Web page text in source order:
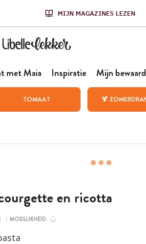
MIJN MAGAZINES LEZEN
met Maia Inspiratie Mijn
TOMAAT 🍹
en ricotta
MOEILIJKHEID: